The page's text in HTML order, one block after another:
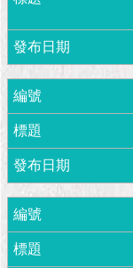
絡
我
們
（陳
情
系
統
1999）